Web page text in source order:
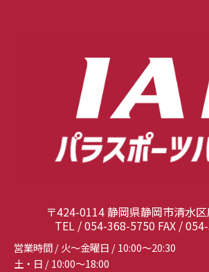
〒424-0114 静岡県静岡市清水
TEL / 054-368-5750 FAX /
営業時間 / 火～金曜日 / 10:00～20:30
土・日 / 10:00～18:00